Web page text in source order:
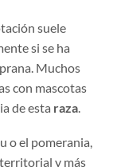
suele
si se ha
Muchos
con mascotas
de esta raza.
o el pomerania,
y más